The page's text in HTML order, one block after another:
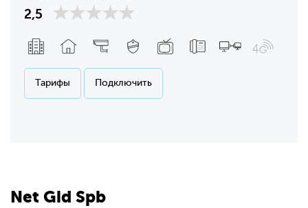
2,5
Тарифы Подключить
Net Gid Spb